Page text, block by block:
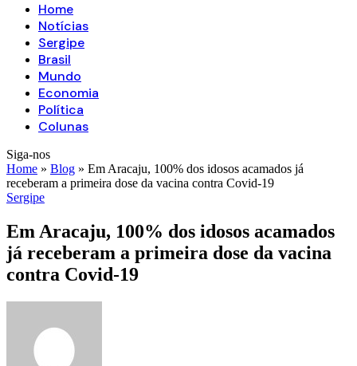
Home
Notícias
Sergipe
Brasil
Mundo
Economia
Política
Colunas
Siga-nos
Home » Blog » Em Aracaju, 100% dos idosos acamados já
receberam a primeira dose da vacina contra Covid-19
Sergipe
Em Aracaju, 100% dos idosos acamados
já receberam a primeira dose da vacina
contra Covid-19